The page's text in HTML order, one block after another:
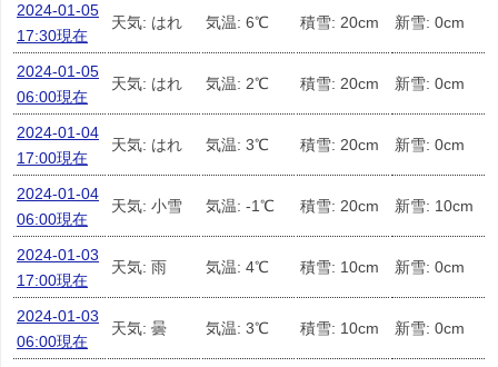
2024-01-05
17:30現在
天気: はれ 気温: 6℃ 積雪: 20cm 新雪: 0cm
2024-01-05
06:00現在
天気: はれ 気温: 2℃ 積雪: 20cm 新雪: 0cm
2024-01-04
17:00現在
天気: はれ 気温: 3℃ 積雪: 20cm 新雪: 0cm
2024-01-04
06:00現在
天気: 小雪 気温: -1℃ 積雪: 20cm 新雪: 10cm
2024-01-03
17:00現在
天気: 雨 気温: 4℃ 積雪: 10cm 新雪: 0cm
2024-01-03
06:00現在
天気: 曇 気温: 3℃ 積雪: 10cm 新雪: 0cm